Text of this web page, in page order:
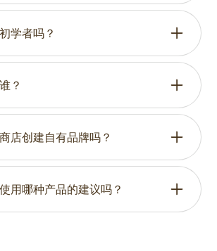
，它们可以在播种、盆植、种植、
维护期间使用。
学者吗？
合经验丰富的园丁，也适合需要可
种植解决方案的初学者。
？
庭园丁、业余种植者以及任何寻求
种植、盆栽和维护健康植物的人。
店创建自有品牌吗？
产品提供自有品牌解决方案。我们
量身定制的包装和品牌选项为您提
用哪种产品的建议吗？